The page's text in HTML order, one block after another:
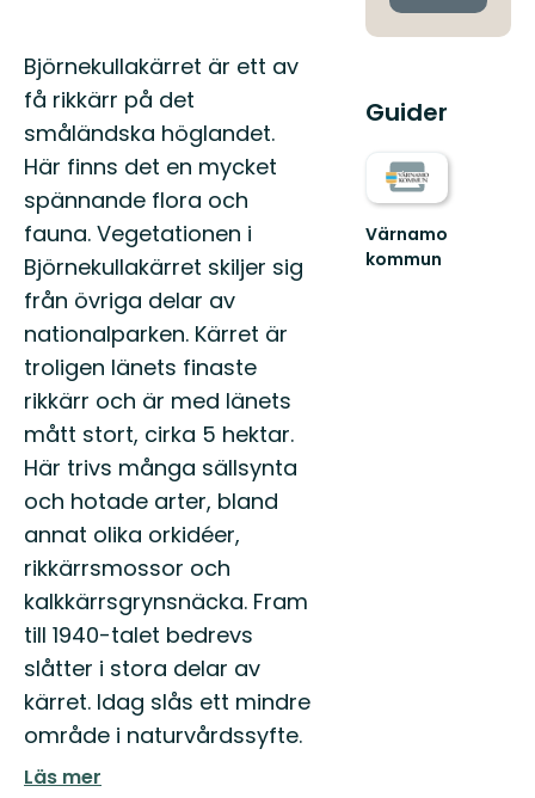
Beskrivning
Björnekullakärret är ett av
få rikkärr på det
småländska höglandet.
Här finns det en mycket
spännande flora och
fauna. Vegetationen i
Björnekullakärret skiljer sig
från övriga delar av
nationalparken. Kärret är
troligen länets finaste
rikkärr och är med länets
mått stort, cirka 5 hektar.
Här trivs många sällsynta
och hotade arter, bland
annat olika orkidéer,
rikkärrsmossor och
kalkkärrsgrynsnäcka. Fram
till 1940-talet bedrevs
slåtter i stora delar av
kärret. Idag slås ett mindre
område i naturvårdssyfte.
Läs mer
Guider
Värnamo
kommun